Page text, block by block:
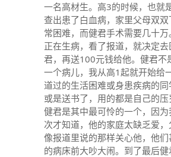
一名高材生。高3的时候，也就
查出患了白血病，家里父母双
常困难，而健君手术需要几十
正在生病，看了报道，就决定
君，再送100元钱给他。健君不
一个病儿，我从高1起就开始给
道过的生活困难或身患疾病的
或是送书了，用的都是自己的压
健君是其中最可怜的一个，因
次才知道，他的家庭太缺乏爱
像报道里说的那样关心他，他
的病床前大吵大闹。到了最后